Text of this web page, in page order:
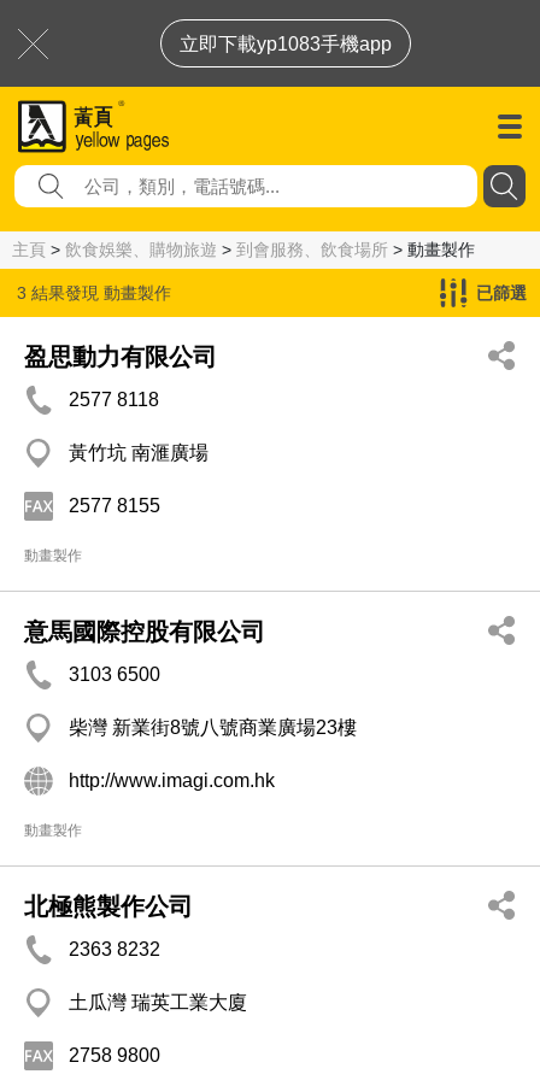
立即下載yp1083手機app
主頁 > 飲食娛樂、購物旅遊 > 到會服務、飲食場所 > 動畫製作
3 結果發現 動畫製作 已篩選
盈思動力有限公司
2577 8118
黃竹坑 南滙廣場
2577 8155
動畫製作
意馬國際控股有限公司
3103 6500
柴灣 新業街8號八號商業廣場23樓
http://www.imagi.com.hk
動畫製作
北極熊製作公司
2363 8232
土瓜灣 瑞英工業大廈
2758 9800